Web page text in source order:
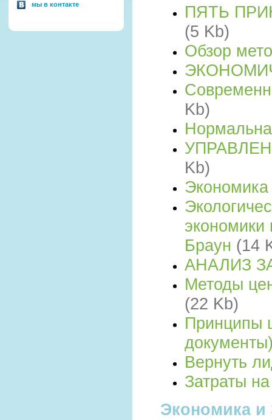
мы в контакте
ПЯТЬ
(5 Kb)
Обзор
Kb)
Kb)
экономики
Браун (14
АНАЛИЗ
Методы
(22 Kb)
Принципы
Вернуть
Затраты
Экономика и